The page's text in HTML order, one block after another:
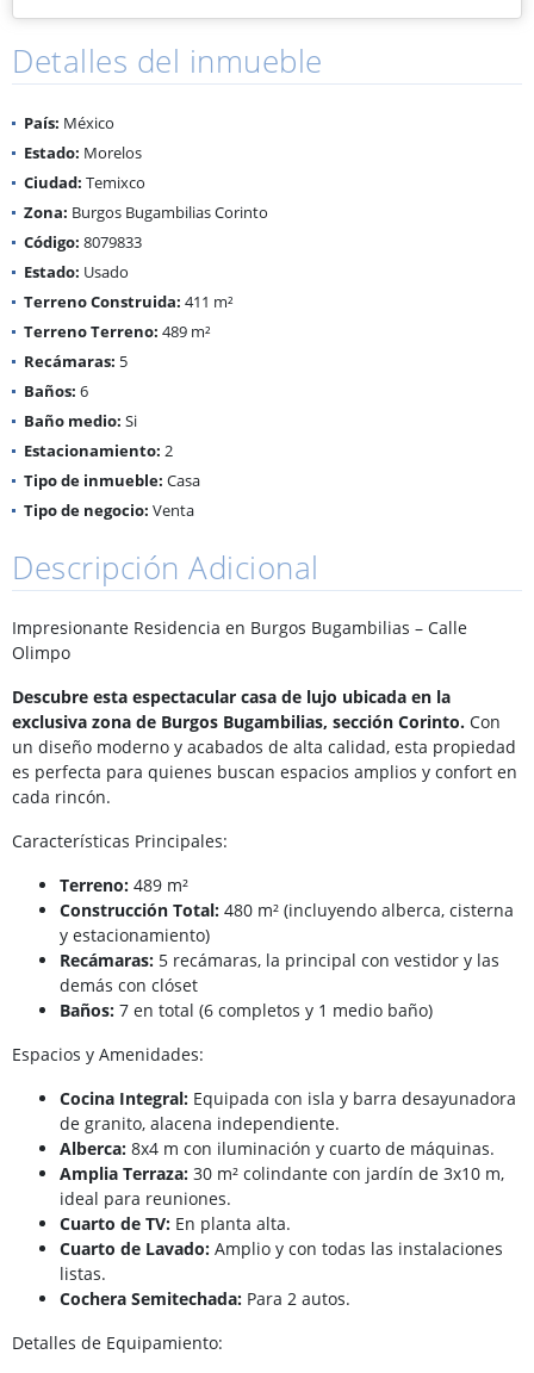
Detalles del inmueble
País: México
Estado: Morelos
Ciudad: Temixco
Zona: Burgos Bugambilias Corinto
Código: 8079833
Estado: Usado
Terreno Construida: 411 m²
Terreno Terreno: 489 m²
Recámaras: 5
Baños: 6
Baño medio: Si
Estacionamiento: 2
Tipo de inmueble: Casa
Tipo de negocio: Venta
Descripción Adicional
Impresionante Residencia en Burgos Bugambilias – Calle
Olimpo
Descubre esta espectacular casa de lujo ubicada en la
exclusiva zona de Burgos Bugambilias, sección Corinto. Con
un diseño moderno y acabados de alta calidad, esta propiedad
es perfecta para quienes buscan espacios amplios y confort en
cada rincón.
Características Principales:
Terreno: 489 m²
Construcción Total: 480 m² (incluyendo alberca, cisterna
y estacionamiento)
Recámaras: 5 recámaras, la principal con vestidor y las
demás con clóset
Baños: 7 en total (6 completos y 1 medio baño)
Espacios y Amenidades:
Cocina Integral: Equipada con isla y barra desayunadora
de granito, alacena independiente.
Alberca: 8x4 m con iluminación y cuarto de máquinas.
Amplia Terraza: 30 m² colindante con jardín de 3x10 m,
ideal para reuniones.
Cuarto de TV: En planta alta.
Cuarto de Lavado: Amplio y con todas las instalaciones
listas.
Cochera Semitechada: Para 2 autos.
Detalles de Equipamiento: